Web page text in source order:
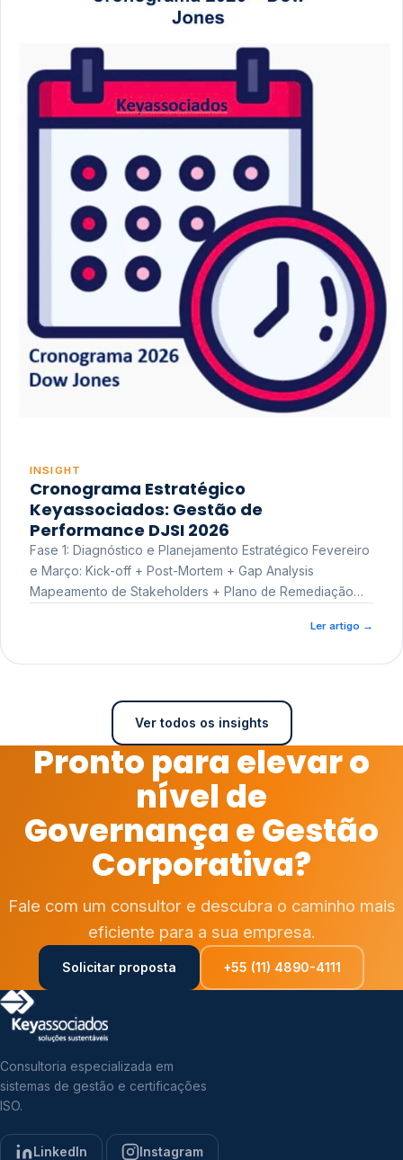
INSIGHT
Cronograma Estratégico
Keyassociados: Gestão de
Performance DJSI 2026
Fase 1: Diagnóstico e Planejamento Estratégico Fevereiro
e Março: Kick-off + Post-Mortem + Gap Analysis
Mapeamento de Stakeholders + Plano de Remediação
Ler artigo →
Ver todos os insights
Pronto para elevar o
nível de
Governança e Gestão
Corporativa?
Fale com um consultor e descubra o caminho mais
eficiente para a sua empresa.
Solicitar proposta +55 (11) 4890-4111
Consultoria especializada em
sistemas de gestão e certificações
ISO.
LinkedIn Instagram